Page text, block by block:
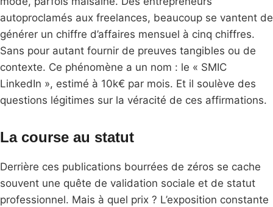
autoproclamés aux freelances, beaucoup se vantent de
générer un chiffre d’affaires mensuel à cinq chiffres.
Sans pour autant fournir de preuves tangibles ou de
contexte. Ce phénomène a un nom : le « SMIC
LinkedIn », estimé à 10k€ par mois. Et il soulève des
questions légitimes sur la véracité de ces affirmations.
La course au statut
Derrière ces publications bourrées de zéros se cache
souvent une quête de validation sociale et de statut
professionnel. Mais à quel prix ? L’exposition constante